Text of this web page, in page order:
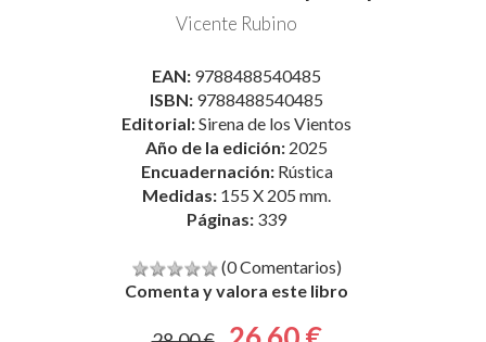
9788488540485
Editorial:Sirena de los Vientos
Encuadernación:Rústica
Medidas:155 X 205 mm.
Páginas:339
(0 Comentarios)
Comenta y valora este libro
Disponible 48/72 horas